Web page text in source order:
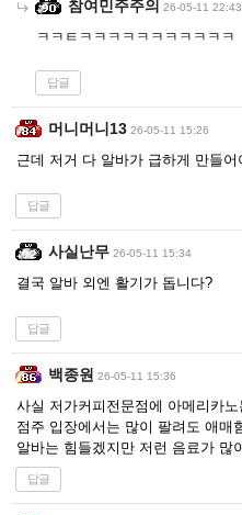
참여민주주의 26-05-11 22:43
ㅋㅋㅌㅋㅋㅋㅋㅋㅋㅋㅋㅋㅋㅋ
답글
머니머니13 26-05-11 15:26
근데 저거 다 알바가 급하게 만들어
답글
사실난무 26-05-11 15:34
결국 알바 외엔 활기가 돕니다?
답글
백종원 26-05-11 15:36
사실 저가커피전문점에 아메리카
점주 입장에서는 많이 팔려도 애매
알바는 힘들겠지만 저런 음료가 많
답글